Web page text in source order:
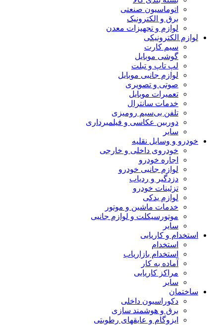
اتوماسیون صنعتی
برق و الکترونیک
لوازم و تجهیزات معدن
لوازم الکترونیکی
سیم کارت
گوشی موبایل
لپ تاپ و تبلت
لوازم جانبی موبایل
صوتی و تصویری
تعمیرات موبایل
خدمات سانترال
تلفن بی‌سیم رومیزی
دوربین عکاسی و فیلمبرداری
سایر
خودرو و وسایل نقلیه
خودروی داخلی و خارجی
اجاره خودرو
لوازم جانبی خودرو
دزدگیر و ردیاب
تزئینات خودرو
لوازم یدکی
خدمات ماشین و موتور
موتورسیکلت و لوازم جانبی
سایر
استخدام و کاریابی
استخدام
استخدام بازاریاب
آماده به کار
مراکز کاریابی
سایر
ساختمان
دکوراسیون داخلی
برق و هوشمند سازی
ایزوگام و عایقهای رطوبتی